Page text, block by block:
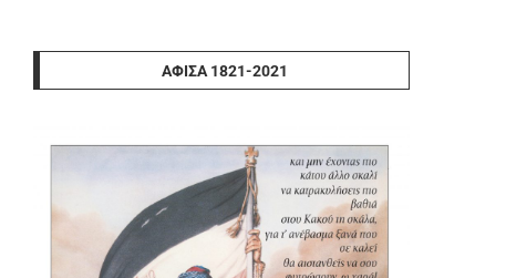
ΑΦΊΣΑ 1821-2021